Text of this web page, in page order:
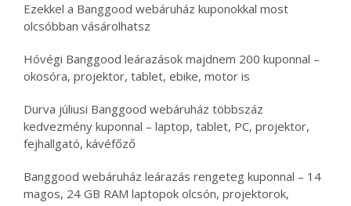
Ezekkel a Banggood webáruház kuponokkal most
olcsóbban vásárolhatsz
Hóvégi Banggood leárazások majdnem 200 kuponnal –
okosóra, projektor, tablet, ebike, motor is
Durva júliusi Banggood webáruház többszáz
kedvezmény kuponnal – laptop, tablet, PC, projektor,
fejhallgató, kávéfőző
Banggood webáruház leárazás rengeteg kuponnal – 14
magos, 24 GB RAM laptopok olcsón, projektorok,